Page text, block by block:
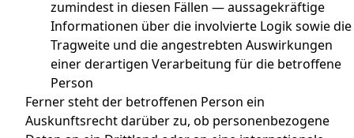
zumindest in diesen Fällen — aussagekräftige
Informationen über die involvierte Logik sowie die
Tragweite und die angestrebten Auswirkungen
einer derartigen Verarbeitung für die betroffene
Person
Ferner steht der betroffenen Person ein
Auskunftsrecht darüber zu, ob personenbezogene